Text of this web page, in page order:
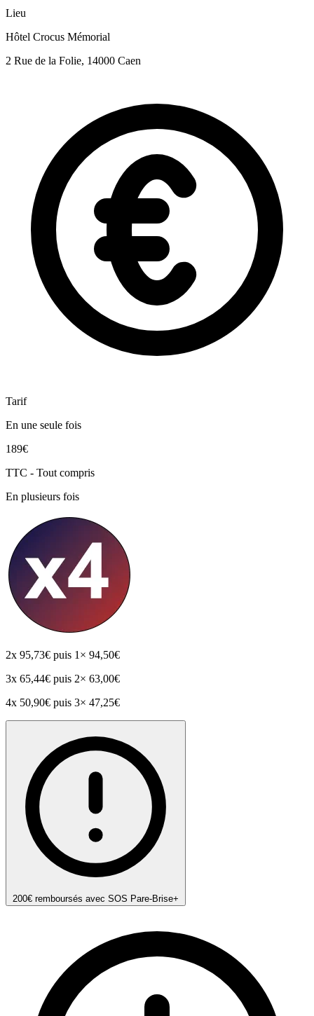
Lieu
Hôtel Crocus Mémorial
2 Rue de la Folie, 14000 Caen
Tarif
En une seule fois
189€
TTC - Tout compris
En plusieurs fois
2x 95,73€ puis 1× 94,50€
3x 65,44€ puis 2× 63,00€
4x 50,90€ puis 3× 47,25€
200€ remboursés avec SOS Pare-Brise+